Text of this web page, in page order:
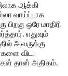
ஆக்கி
வாய்ப்பாக
ஒரே மாதிரி
எதுவும்
அவருக்கு
விட,
தான் அதிகம்.